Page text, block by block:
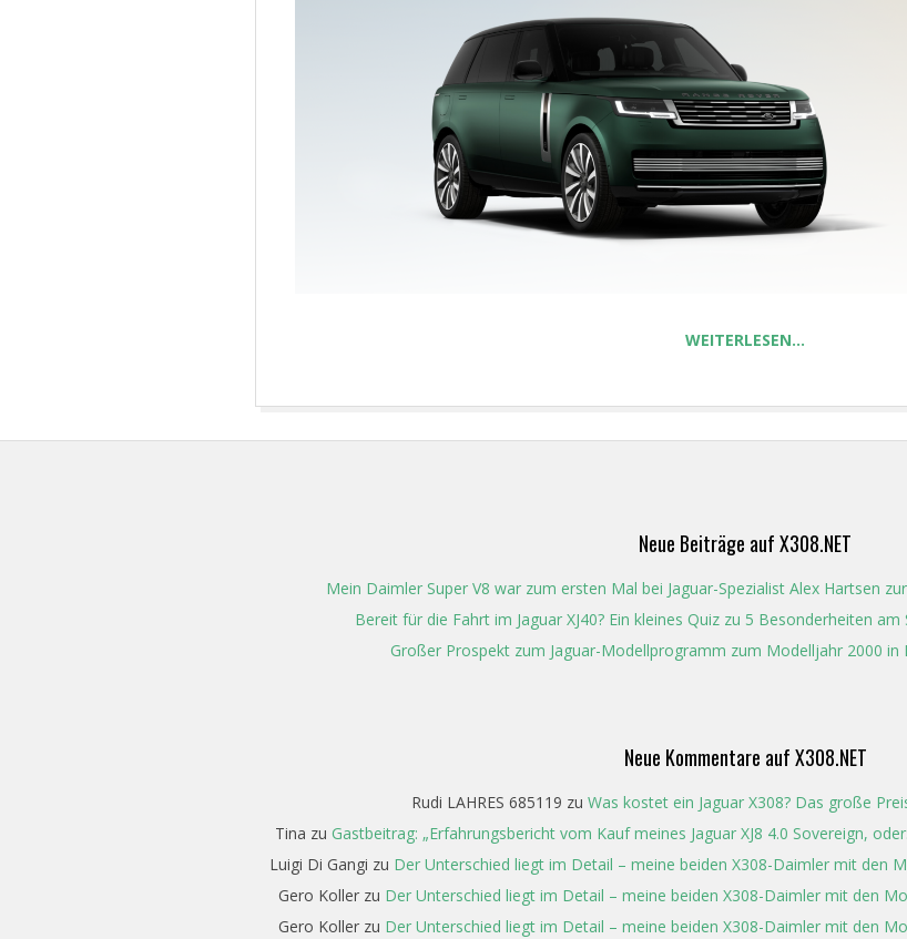
WEITERLESEN…
Neue Beiträge auf X308.NET
Mein Daimler Super V8 war zum ersten Mal bei Jaguar-Spezialist Alex Hartsen
Bereit für die Fahrt im Jaguar XJ40? Ein kleines Quiz zu 5 Besonderheiten am
Großer Prospekt zum Jaguar-Modellprogramm zum Modelljahr 2000 in
Neue Kommentare auf X308.NET
Rudi LAHRES 685119 zu Was kostet ein Jaguar X308? Das große
Tina zu Gastbeitrag: „Erfahrungsbericht vom Kauf meines Jaguar XJ8 4.0 Sovereign,
Luigi Di Gangi zu Der Unterschied liegt im Detail – meine beiden X308-Daimler mit den
Gero Kollerzu Der Unterschied liegt im Detail – meine beiden X308-Daimler mit den
Gero Kollerzu Der Unterschied liegt im Detail – meine beiden X308-Daimler mit den